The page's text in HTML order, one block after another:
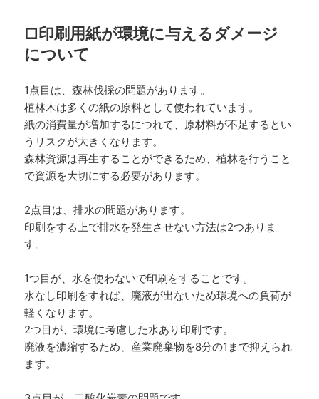
□印刷用紙が環境に与えるダメージ
について
1点目は、森林伐採の問題があります。
植林木は多くの紙の原料として使われています。
紙の消費量が増加するにつれて、原材料が不足するとい
うリスクが大きくなります。
森林資源は再生することができるため、植林を行うこと
で資源を大切にする必要があります。
2点目は、排水の問題があります。
印刷をする上で排水を発生させない方法は2つありま
す。
1つ目が、水を使わないで印刷をすることです。
水なし印刷をすれば、廃液が出ないため環境への負荷が
軽くなります。
2つ目が、環境に考慮した水あり印刷です。
廃液を濃縮するため、産業廃棄物を8分の1まで抑えられ
ます。